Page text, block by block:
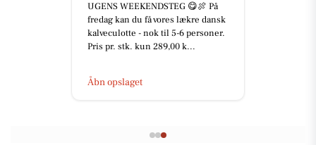
UGENS WEEKENDSTEG 😋🍖 På
fredag kan du få vores lækre dansk
kalveculotte - nok til 5-6 personer.
Pris pr. stk. kun 289,00 k...
Åbn opslaget